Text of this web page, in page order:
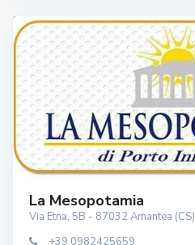
La Mesopotamia
Via Etna, 5B - 87032 Amantea (CS)